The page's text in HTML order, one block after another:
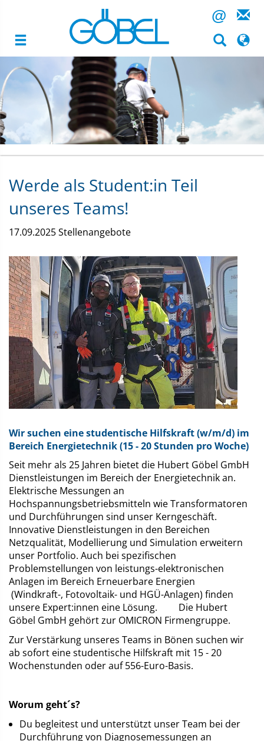
Hubert
Göbel
GmbH
@
Image
Inhalt
Highlight
Werde als Student:in Teil
unseres Teams!
17.09.2025Stellenangebote
Wir suchen eine studentische Hilfskraft (w/m/d) im
Bereich Energietechnik (15 - 20 Stunden pro Woche)
Seit mehr als 25 Jahren bietet die Hubert Göbel GmbH
Dienstleistungen im Bereich der Energietechnik an.
Elektrische Messungen an
Hochspannungsbetriebsmitteln wie Transformatoren
und Durchführungen sind unser Kerngeschäft.
Innovative Dienstleistungen in den Bereichen
Netzqualität, Modellierung und Simulation erweitern
unser Portfolio. Auch bei spezifischen
Problemstellungen von leistungs-elektronischen
Anlagen im Bereich Erneuerbare Energien
(Windkraft-, Fotovoltaik- und HGÜ-Anlagen) finden
unsere Expert:innen eine Lösung. Die Hubert
Göbel GmbH gehört zur OMICRON Firmengruppe.
Zur Verstärkung unseres Teams in Bönen suchen wir
ab sofort eine studentische Hilfskraft mit 15 - 20
Wochenstunden oder auf 556-Euro-Basis.
Worum geht´s?
Du begleitest und unterstützt unser Team bei der
Durchführung von Diagnosemessungen an